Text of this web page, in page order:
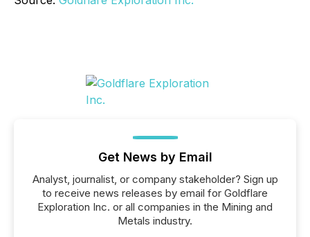
Get News by Email
Analyst, journalist, or company stakeholder? Sign up
to receive news releases by email for Goldflare
Exploration Inc. or all companies in the Mining and
Metals industry.